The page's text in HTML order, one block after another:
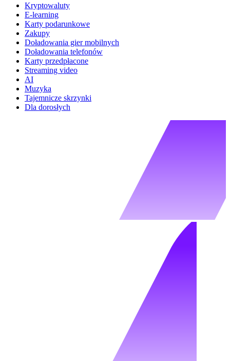
Kryptowaluty
E-learning
Karty podarunkowe
Zakupy
Doładowania gier mobilnych
Doładowania telefonów
Karty przedpłacone
Streaming video
AI
Muzyka
Tajemnicze skrzynki
Dla dorosłych